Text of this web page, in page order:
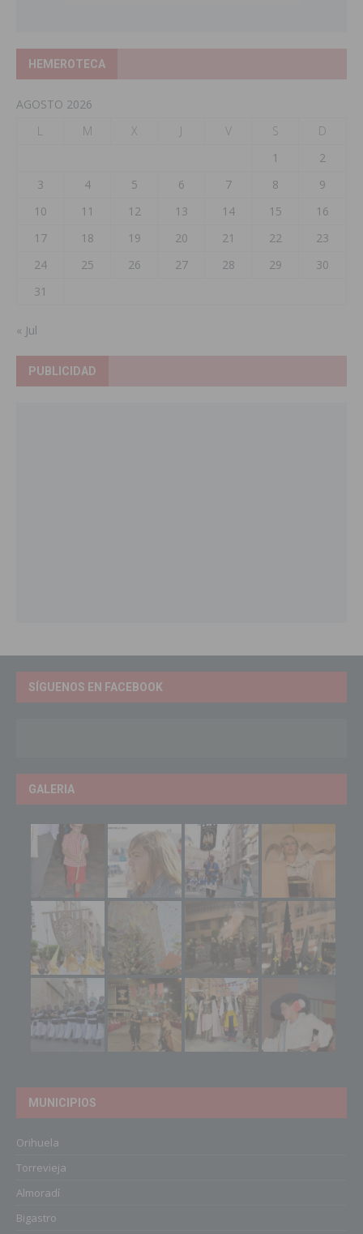
HEMEROTECA
AGOSTO 2026
L
M X J V S
D
1
2
3
4 5 6 7 8
9
10
11 12 13 14 15
16
17
18 19 20 21 22
23
24
25 26 27 28 29
30
31
« Jul
PUBLICIDAD
SÍGUENOS EN FACEBOOK
GALERIA
MUNICIPIOS
Orihuela
Torrevieja
Almoradí
Bigastro